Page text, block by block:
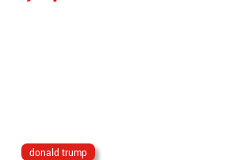
donald trump